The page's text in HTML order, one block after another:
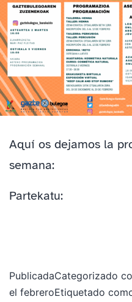
Aquí os dejamos la
semana:
Partekatu:
Publicada
el febrero
Categorizado
Etiquetado